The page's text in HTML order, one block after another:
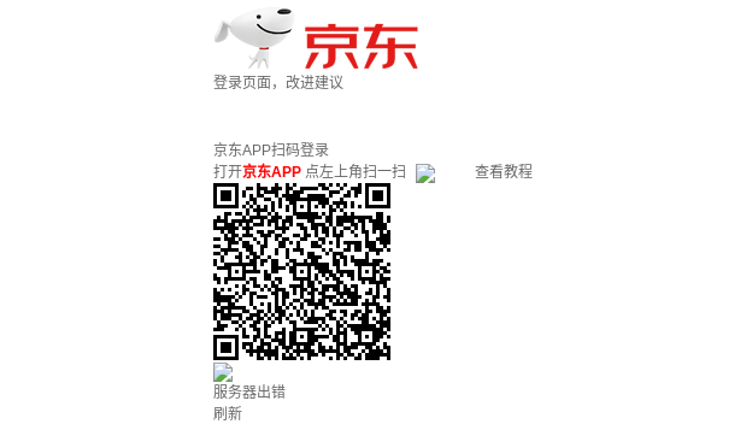
登录页面，改进建议
京东APP扫码登录
打开京东APP 点左上角扫一扫 查看教程
服务器出错
刷新